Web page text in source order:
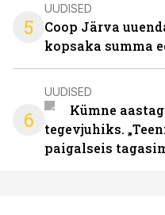
5
UUDISED
Coop Järva
kopsaka summa
6
UUDISED
Kümne
tegevjuhiks.
paigalseis